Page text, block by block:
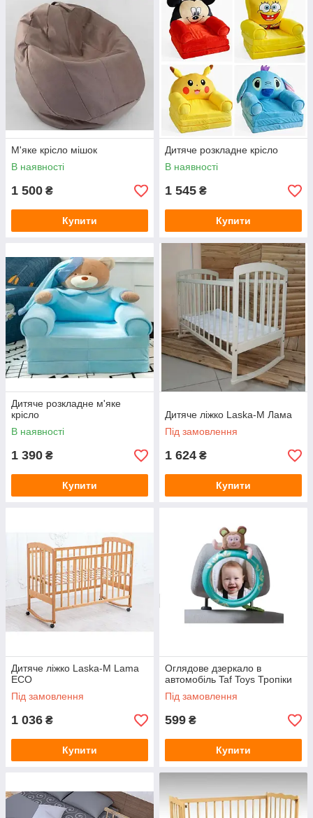
М'яке крісло мішок
В наявності
1 500 ₴
Купити
Дитяче розкладне крісло
В наявності
1 545 ₴
Купити
Дитяче розкладне м'яке
крісло
В наявності
1 390 ₴
Купити
Дитяче ліжко Laska-M Лама
Під замовлення
1 624 ₴
Купити
Дитяче ліжко Laska-M Lama
ECO
Під замовлення
1 036 ₴
Купити
Оглядове дзеркало в
автомобіль Taf Toys Тропіки
Під замовлення
599 ₴
Купити